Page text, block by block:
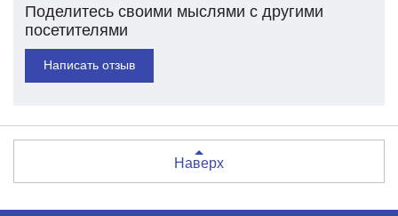
Поделитесь своими мыслями с другими
посетителями
Написать отзыв
Наверх